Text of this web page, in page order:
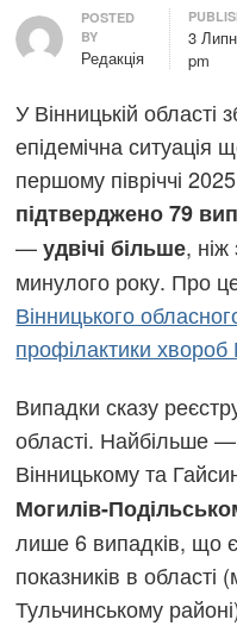
Author
POSTED
BY
Редакція
3
pm
У Вінницькій області
епідемічна ситуація
першому півріччі
підтверджено 79
—удвічі більше, ніж
минулого року. Про
Вінницького
профілактики
Випадки сказу
області. Найбільше
Вінницькому та
Могилів-
лише 6 випадків, що
показників в
Тульчинському